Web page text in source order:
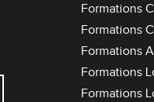
Formations
Formations
Formations
Formations
Formations